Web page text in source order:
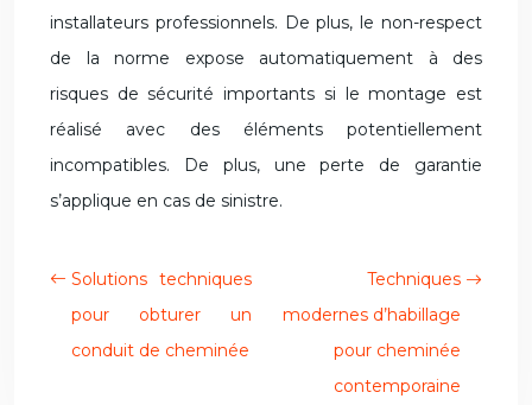
installateurs professionnels. De plus, le non-respect
de la norme expose automatiquement à des
risques de sécurité importants si le montage est
réalisé avec des éléments potentiellement
incompatibles. De plus, une perte de garantie
s’applique en cas de sinistre.
Solutions techniques
pour obturer un
conduit de cheminée
Techniques
modernes d’habillage
pour cheminée
contemporaine